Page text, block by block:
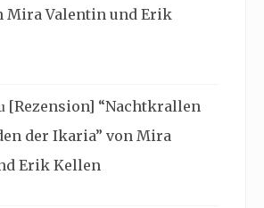
Mira Valentin und Erik
[Rezension] “Nachtkrallen
der Ikaria” von Mira
Erik Kellen